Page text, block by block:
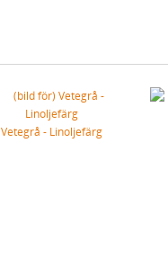
Vetegrå - Linoljefärg